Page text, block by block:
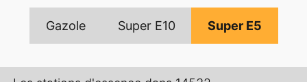
Gazole Super E10 Super E5